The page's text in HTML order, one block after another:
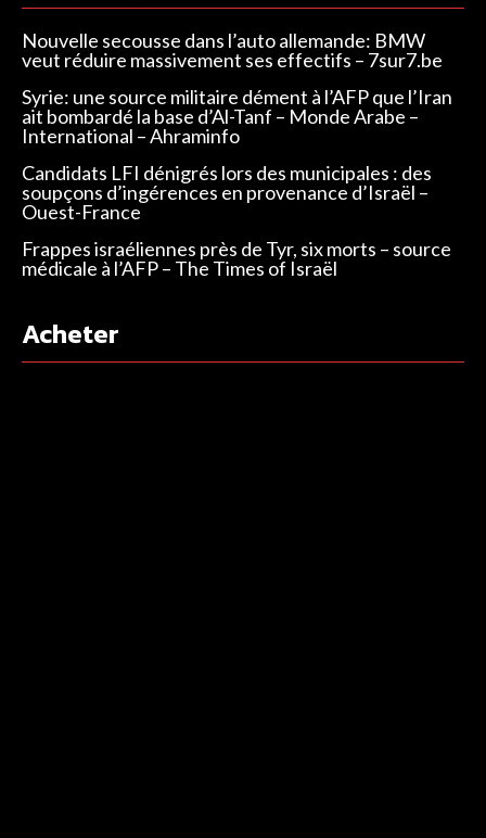
Nouvelle secousse dans l’auto allemande: BMW
veut réduire massivement ses effectifs – 7sur7.be
Syrie: une source militaire dément à l’AFP que l’Iran
ait bombardé la base d’Al-Tanf – Monde Arabe –
International – Ahraminfo
Candidats LFI dénigrés lors des municipales : des
soupçons d’ingérences en provenance d’Israël –
Ouest-France
Frappes israéliennes près de Tyr, six morts – source
médicale à l’AFP – The Times of Israël
Acheter